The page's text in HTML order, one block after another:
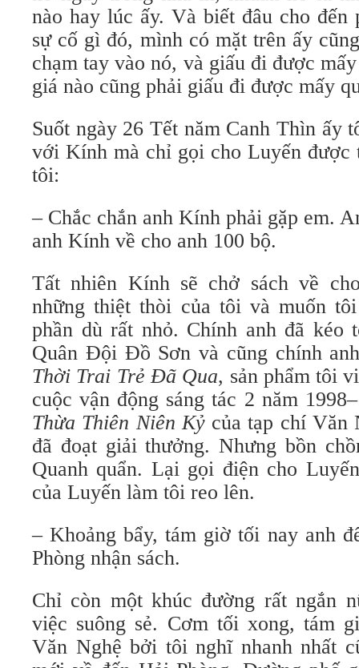
nào hay lúc ấy. Và biết đâu cho đến
sự cố gì đó, mình có mặt trên ấy
chạm tay vào nó, và giấu đi được
giá nào cũng phải giấu đi được mấy
Suốt ngày 26 Tết năm Canh Thìn ấy
với Kính mà chỉ gọi cho Luyến được
tôi:
– Chắc chắn anh Kính phải gặp em.
anh Kính về cho anh 100 bộ.
Tất nhiên Kính sẽ chở sách về
những thiệt thòi của tôi và muốn
phần dù rất nhỏ. Chính anh đã kéo
Quân Đội Đồ Sơn và cũng chính
Thời Trai Trẻ Đã Qua, sản phẩm tôi
cuộc vận động sáng tác 2 năm
Thừa Thiên Niên Kỷcủa tạp chí Văn
đã đoạt giải thưởng. Nhưng bồn
Quanh quẩn. Lại gọi điện cho
của Luyến làm tôi reo lên.
– Khoảng bẩy, tám giờ tối nay anh
Phòng nhận sách.
Chỉ còn một khúc đường rất ngắn
việc suông sẻ. Cơm tối xong, tám
Văn Nghệ bởi tôi nghĩ nhanh nhất